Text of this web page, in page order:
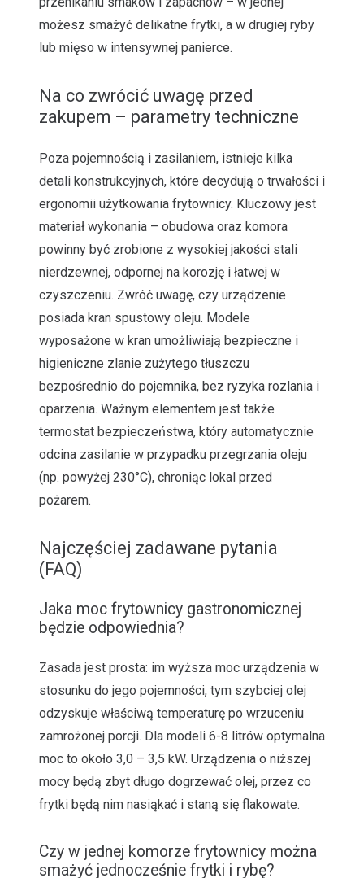
możesz smażyć delikatne frytki, a w drugiej ryby
lub mięso w intensywnej panierce.
Na co zwrócić uwagę przed
zakupem – parametry techniczne
Poza pojemnością i zasilaniem, istnieje kilka
detali konstrukcyjnych, które decydują o trwałości i
ergonomii użytkowania frytownicy. Kluczowy jest
materiał wykonania – obudowa oraz komora
powinny być zrobione z wysokiej jakości stali
nierdzewnej, odpornej na korozję i łatwej w
czyszczeniu. Zwróć uwagę, czy urządzenie
posiada kran spustowy oleju. Modele
wyposażone w kran umożliwiają bezpieczne i
higieniczne zlanie zużytego tłuszczu
bezpośrednio do pojemnika, bez ryzyka rozlania i
oparzenia. Ważnym elementem jest także
termostat bezpieczeństwa, który automatycznie
odcina zasilanie w przypadku przegrzania oleju
(np. powyżej 230°C), chroniąc lokal przed
pożarem.
Najczęściej zadawane pytania
(FAQ)
Jaka moc frytownicy gastronomicznej
będzie odpowiednia?
Zasada jest prosta: im wyższa moc urządzenia w
stosunku do jego pojemności, tym szybciej olej
odzyskuje właściwą temperaturę po wrzuceniu
zamrożonej porcji. Dla modeli 6-8 litrów optymalna
moc to około 3,0 – 3,5 kW. Urządzenia o niższej
mocy będą zbyt długo dogrzewać olej, przez co
frytki będą nim nasiąkać i staną się flakowate.
Czy w jednej komorze frytownicy można
smażyć jednocześnie frytki i rybę?